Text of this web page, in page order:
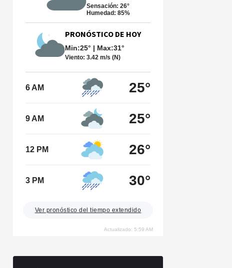
Sensación: 26°
Humedad: 85%
PRONÓSTICO DE HOY
Min:25° | Max:31°
Viento: 3.42 m/s (N)
6 AM 25°
9 AM 25°
12 PM 26°
3 PM 30°
Ver pronóstico del tiempo extendido
Actualizado: 5:59 AM